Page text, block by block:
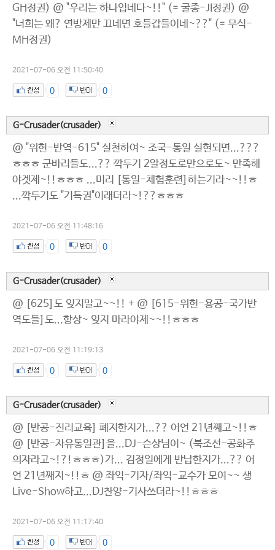
GH정권) @ "우리는 하나입네다~!!" (= 굴종-JI정권) @
"너희는 왜? 연방제만 끄네면 호들갑들이네~??" (= 무식-
MH정권)
2021-07-06 오전 11:50:40
0 0
G-Crusader(crusader)
@ "위헌-반역-615" 실천하여~ 조국-통일 실현되면...???
ㅎㅎㅎ 군바리들도...?? 깍두기 2알정도로만으로도~ 만족해
야겟제~!!ㅎㅎㅎ ...미리 [통일-체험훈련]하는기라~~!!ㅎ
...깍두기도 "기득권"이래더라~!??ㅎㅎㅎ
2021-07-06 오전 11:48:16
0 0
G-Crusader(crusader)
@ [625]도 잊지말고~~!! + @ [615-위헌-용공-국가반
역도들]도...항상~ 잊지 마라야제~~!!ㅎㅎㅎ
2021-07-06 오전 11:19:13
0 0
G-Crusader(crusader)
@ [반공-진리교육] 폐지한지가...?? 어언 21년째고~!!ㅎ
@ [반공-자유통일관]을...DJ-슨상님이~ (북조선-공화주
의자라고~!?!ㅎㅎㅎ)가... 김정일에게 반납한지가...?? 어
언 21년째지~!!ㅎ @ 좌익-기자/좌익-교수가 모여~~ 생
Live-Show하고...DJ찬양-기사쓰더라~!!ㅎㅎㅎ
2021-07-06 오전 11:17:40
0 0